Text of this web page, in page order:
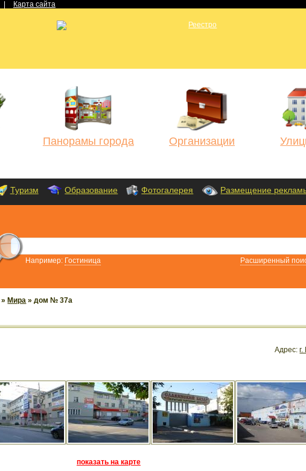
Карта сайта
Панорамы города Организации
Туризм Образование Фотогалерея Размещение
Например: Гостиница Расширенный
» Мира » дом № 37а
Адрес:
показать на карте